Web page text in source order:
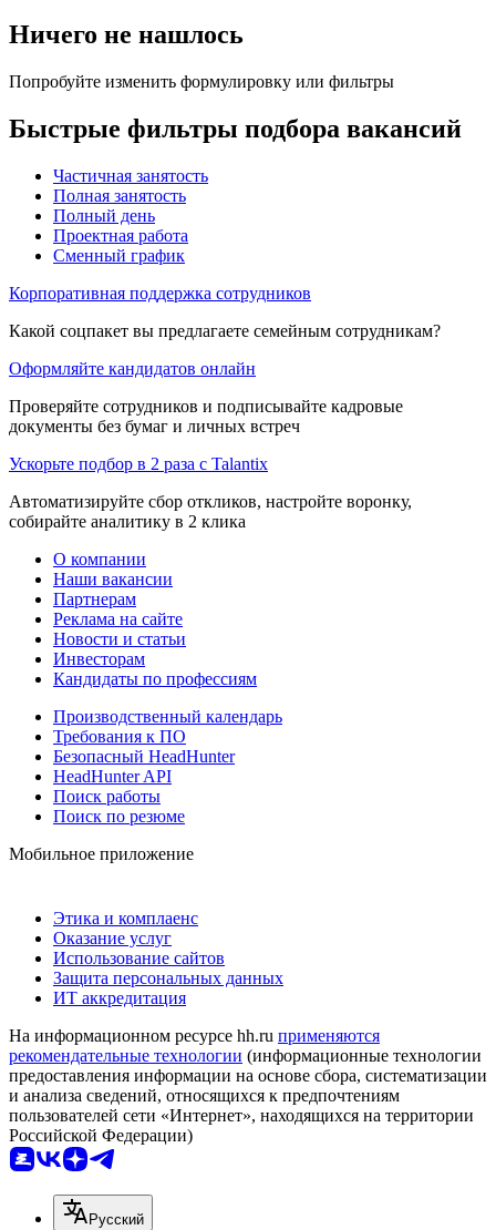
Ничего не нашлось
Попробуйте изменить формулировку или фильтры
Быстрые фильтры подбора вакансий
Частичная занятость
Полная занятость
Полный день
Проектная работа
Сменный график
Корпоративная поддержка сотрудников
Какой соцпакет вы предлагаете семейным сотрудникам?
Оформляйте кандидатов онлайн
Проверяйте сотрудников и подписывайте кадровые
документы без бумаг и личных встреч
Ускорьте подбор в 2 раза с Talantix
Автоматизируйте сбор откликов, настройте воронку,
собирайте аналитику в 2 клика
О компании
Наши вакансии
Партнерам
Реклама на сайте
Новости и статьи
Инвесторам
Кандидаты по профессиям
Производственный календарь
Требования к ПО
Безопасный HeadHunter
HeadHunter API
Поиск работы
Поиск по резюме
Мобильное приложение
Этика и комплаенс
Оказание услуг
Использование сайтов
Защита персональных данных
ИТ аккредитация
На информационном ресурсе hh.ru применяются
рекомендательные технологии (информационные технологии
предоставления информации на основе сбора, систематизации
и анализа сведений, относящихся к предпочтениям
пользователей сети «Интернет», находящихся на территории
Российской Федерации)
Русский